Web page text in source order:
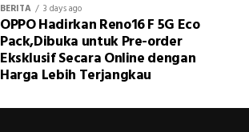
BERITA 3 days ago
OPPO Hadirkan Reno16 F 5G Eco
Pack,Dibuka untuk Pre-order
Eksklusif Secara Online dengan
Harga Lebih Terjangkau